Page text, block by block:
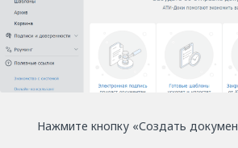
Нажмите кнопку «Создать